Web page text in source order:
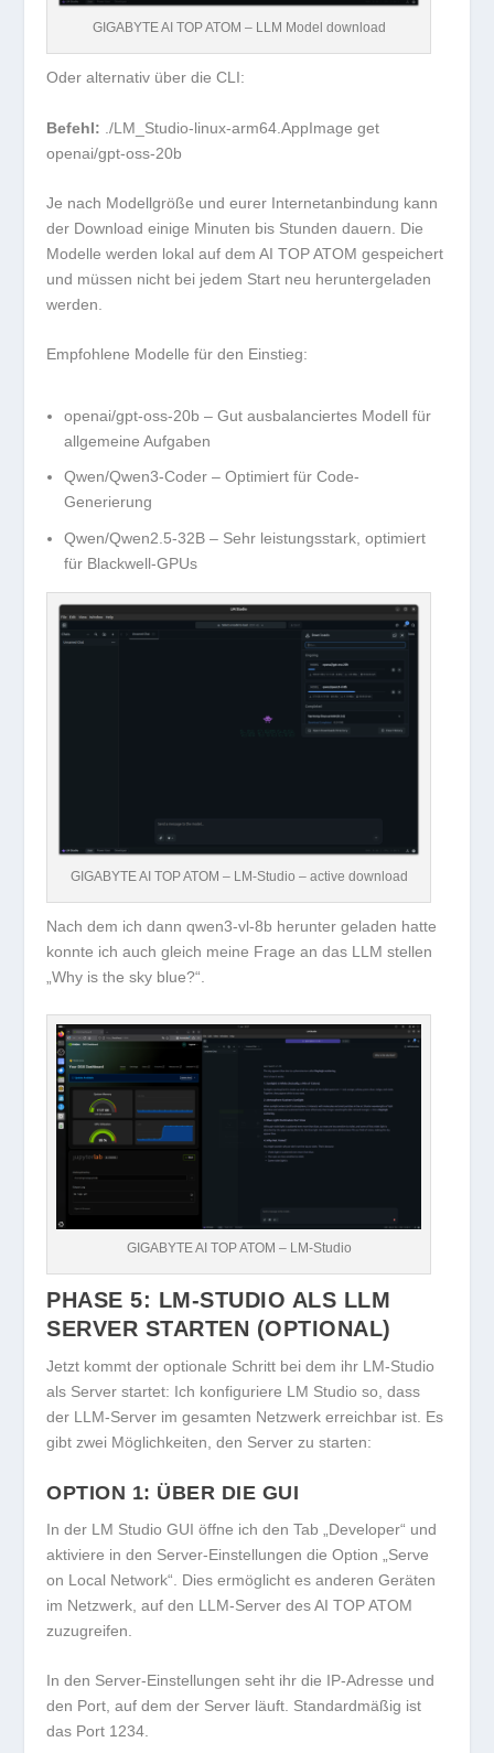
GIGABYTE AI TOP ATOM – LLM Model download
Oder alternativ über die CLI:
Befehl: ./LM_Studio-linux-arm64.AppImage get
openai/gpt-oss-20b
Je nach Modellgröße und eurer Internetanbindung kann
der Download einige Minuten bis Stunden dauern. Die
Modelle werden lokal auf dem AI TOP ATOM gespeichert
und müssen nicht bei jedem Start neu heruntergeladen
werden.
Empfohlene Modelle für den Einstieg:
openai/gpt-oss-20b – Gut ausbalanciertes Modell für
allgemeine Aufgaben
Qwen/Qwen3-Coder – Optimiert für Code-
Generierung
Qwen/Qwen2.5-32B – Sehr leistungsstark, optimiert
für Blackwell-GPUs
GIGABYTE AI TOP ATOM – LM-Studio – active download
Nach dem ich dann qwen3-vl-8b herunter geladen hatte
konnte ich auch gleich meine Frage an das LLM stellen
„Why is the sky blue?“.
GIGABYTE AI TOP ATOM – LM-Studio
PHASE 5: LM-STUDIO ALS LLM
SERVER STARTEN (OPTIONAL)
Jetzt kommt der optionale Schritt bei dem ihr LM-Studio
als Server startet: Ich konfiguriere LM Studio so, dass
der LLM-Server im gesamten Netzwerk erreichbar ist. Es
gibt zwei Möglichkeiten, den Server zu starten:
OPTION 1: ÜBER DIE GUI
In der LM Studio GUI öffne ich den Tab „Developer“ und
aktiviere in den Server-Einstellungen die Option „Serve
on Local Network“. Dies ermöglicht es anderen Geräten
im Netzwerk, auf den LLM-Server des AI TOP ATOM
zuzugreifen.
In den Server-Einstellungen seht ihr die IP-Adresse und
den Port, auf dem der Server läuft. Standardmäßig ist
das Port 1234.